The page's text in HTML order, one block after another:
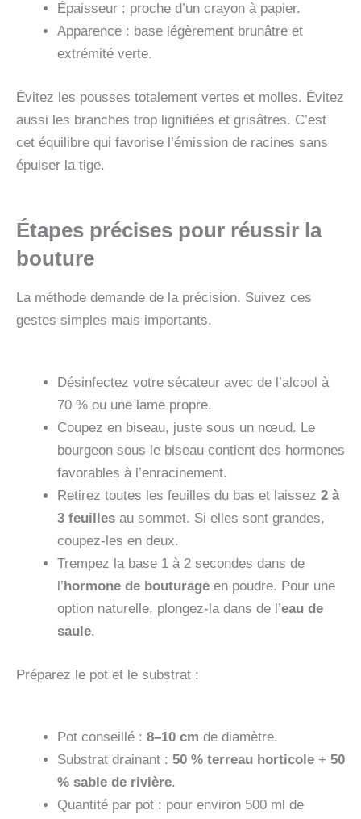
Épaisseur : proche d’un crayon à papier.
Apparence : base légèrement brunâtre et
extrémité verte.
Évitez les pousses totalement vertes et molles. Évitez
aussi les branches trop lignifiées et grisâtres. C’est
cet équilibre qui favorise l’émission de racines sans
épuiser la tige.
Étapes précises pour réussir la
bouture
La méthode demande de la précision. Suivez ces
gestes simples mais importants.
Désinfectez votre sécateur avec de l’alcool à
70 % ou une lame propre.
Coupez en biseau, juste sous un nœud. Le
bourgeon sous le biseau contient des hormones
favorables à l’enracinement.
Retirez toutes les feuilles du bas et laissez 2 à
3 feuilles au sommet. Si elles sont grandes,
coupez-les en deux.
Trempez la base 1 à 2 secondes dans de
l’ hormone de bouturage en poudre. Pour une
option naturelle, plongez-la dans de l’eau de
saule.
Préparez le pot et le substrat :
Pot conseillé : 8–10 cm de diamètre.
Substrat drainant : 50 % terreau horticole + 50
% sable de rivière.
Quantité par pot : pour environ 500 ml de